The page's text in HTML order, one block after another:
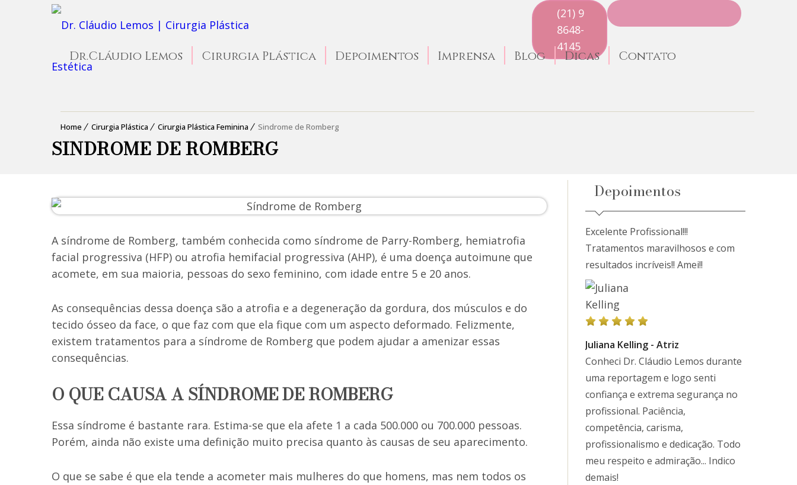
(21) 9
8648-
4145
Dr.Cláudio Lemos Cirurgia Plástica Depoimentos Imprensa Blog Dicas Contato
Home Cirurgia Plástica Cirurgia Plástica Feminina Sindrome de Romberg
SINDROME DE ROMBERG
A síndrome de Romberg, também conhecida como síndrome de Parry-Romberg, hemiatrofia
facial progressiva (HFP) ou atrofia hemifacial progressiva (AHP), é uma doença autoimune que
acomete, em sua maioria, pessoas do sexo feminino, com idade entre 5 e 20 anos.
As consequências dessa doença são a atrofia e a degeneração da gordura, dos músculos e do
tecido ósseo da face, o que faz com que ela fique com um aspecto deformado. Felizmente,
existem tratamentos para a síndrome de Romberg que podem ajudar a amenizar essas
consequências.
O QUE CAUSA A SÍNDROME DE ROMBERG
Essa síndrome é bastante rara. Estima-se que ela afete 1 a cada 500.000 ou 700.000 pessoas.
Porém, ainda não existe uma definição muito precisa quanto às causas de seu aparecimento.
O que se sabe é que ela tende a acometer mais mulheres do que homens, mas nem todos os
Depoimentos
Excelente Profissional!!!
Tratamentos maravilhosos e com
resultados incríveis!! Amei!!
Juliana Kelling - Atriz
Conheci Dr. Cláudio Lemos durante
uma reportagem e logo senti
confiança e extrema segurança no
profissional. Paciência,
competência, carisma,
profissionalismo e dedicação. Todo
meu respeito e admiração... Indico
demais!